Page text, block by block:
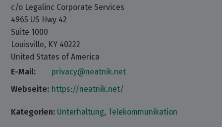
c/o Legalinc Corporate Services
4965 US Hwy 42
Suite 1000
Louisville, KY 40222
United States of America
E-Mail:
privacy@neatnik.net
Webseite: https://neatnik.net/
Kategorien: Unterhaltung, Telekommunikation